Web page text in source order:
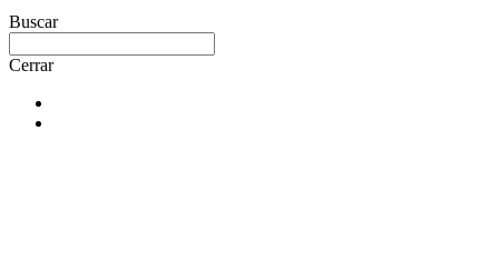
Buscar
Cerrar